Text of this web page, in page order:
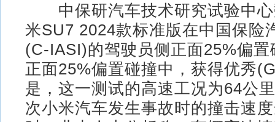
中保研汽车技术研究试验中心
米SU7 2024款标准版在中国保险
(C-IASI)的驾驶员侧正面25%偏
正面25%偏置碰撞中，获得优秀
是，这一测试的高速工况为64公
次小米汽车发生事故时的撞击速